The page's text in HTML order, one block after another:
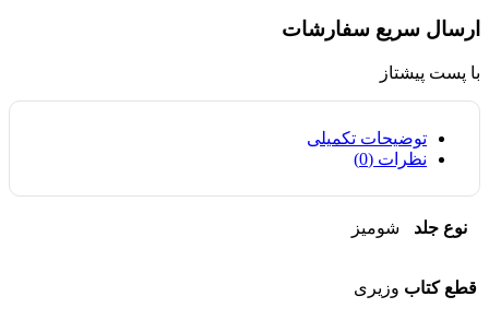
ارسال سریع سفارشات
با پست پیشتاز
توضیحات تکمیلی
نظرات (0)
نوع جلد شومیز
قطع کتاب وزیری